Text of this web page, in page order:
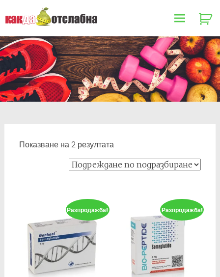
Как да отслабна
Skip
to
content
Показване на 2 резултата
Разпродажба! Разпродажба!